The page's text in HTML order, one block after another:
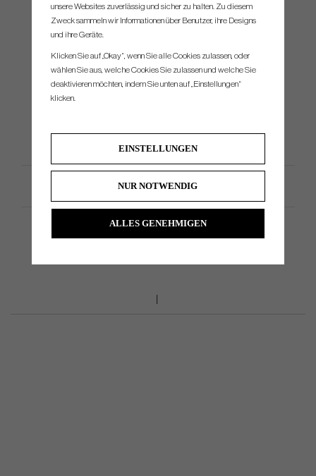
This isn’t just a new way to build clubs; it's a new standard for performance. Our high-
MOI, low-CG design and lattice-backed face delivers tighter downrange dispersion and
Productspezifikation
unsere Websites zuverlässig und sicher zu halten. Zu diesem
Zweck sammeln wir Informationen über Benutzer, ihre Designs
und ihre Geräte.
Klicken Sie auf „Okay“, wenn Sie alle Cookies zulassen, oder
wählen Sie aus, welche Cookies Sie zulassen und welche Sie
deaktivieren möchten, indem Sie unten auf „Einstellungen“
klicken.
EINSTELLUNGEN
NUR NOTWENDIG
ALLES GENEHMIGEN